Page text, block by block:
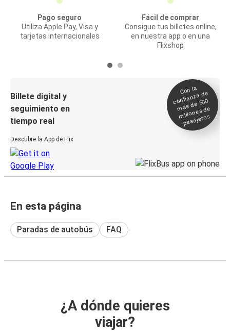
Pago seguro
Utiliza Apple Pay, Visa y
tarjetas internacionales
Fácil de comprar
Consigue tus billetes online,
en nuestra app o en una
Flixshop
Billete digital y
seguimiento en
tiempo real
Descubre la App de Flix
Con la
confianza de
más de 500
millones de
pasajeros
En esta página
Paradas de autobús FAQ
¿A dónde quieres
viajar?